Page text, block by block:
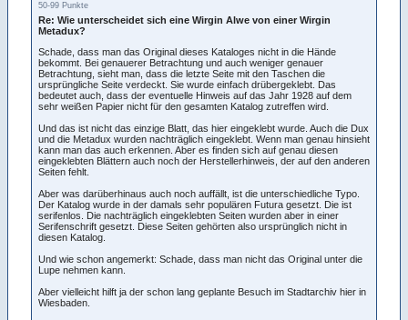
50-99 Punkte
Re: Wie unterscheidet sich eine Wirgin Alwe von einer Wirgin
Metadux?
Schade, dass man das Original dieses Kataloges nicht in die Hände
bekommt. Bei genauerer Betrachtung und auch weniger genauer
Betrachtung, sieht man, dass die letzte Seite mit den Taschen die
ursprüngliche Seite verdeckt. Sie wurde einfach drübergeklebt. Das
bedeutet auch, dass der eventuelle Hinweis auf das Jahr 1928 auf dem
sehr weißen Papier nicht für den gesamten Katalog zutreffen wird.
Und das ist nicht das einzige Blatt, das hier eingeklebt wurde. Auch die Dux
und die Metadux wurden nachträglich eingeklebt. Wenn man genau hinsieht
kann man das auch erkennen. Aber es finden sich auf genau diesen
eingeklebten Blättern auch noch der Herstellerhinweis, der auf den anderen
Seiten fehlt.
Aber was darüberhinaus auch noch auffällt, ist die unterschiedliche Typo.
Der Katalog wurde in der damals sehr populären Futura gesetzt. Die ist
serifenlos. Die nachträglich eingeklebten Seiten wurden aber in einer
Serifenschrift gesetzt. Diese Seiten gehörten also ursprünglich nicht in
diesen Katalog.
Und wie schon angemerkt: Schade, dass man nicht das Original unter die
Lupe nehmen kann.
Aber vielleicht hilft ja der schon lang geplante Besuch im Stadtarchiv hier in
Wiesbaden.